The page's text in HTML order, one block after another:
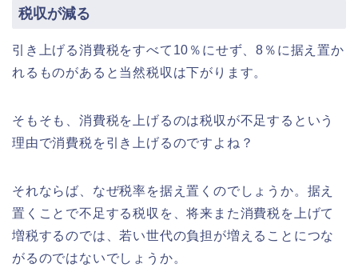
税収が減る
引き上げる消費税をすべて10％にせず、8％に据え置か
れるものがあると当然税収は下がります。
そもそも、消費税を上げるのは税収が不足するという
理由で消費税を引き上げるのですよね？
それならば、なぜ税率を据え置くのでしょうか。据え
置くことで不足する税収を、将来また消費税を上げて
増税するのでは、若い世代の負担が増えることにつな
がるのではないでしょうか。